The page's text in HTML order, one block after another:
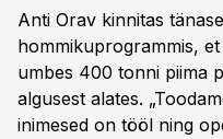
Anti Orav kinnitas
hommikuprogrammis,
umbes 400 tonni piima
algusest alates.
inimesed on tööl ning